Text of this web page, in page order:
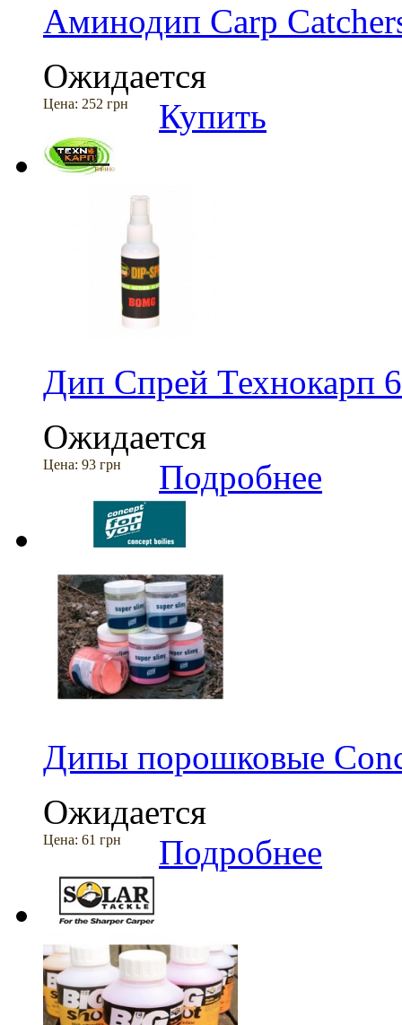
Аминодип Carp
Ожидается
Цена: 252 грн Купить
Дип Спрей Технокарп
Ожидается
Цена: 93 грн Подробнее
Дипы порошковые
Ожидается
Цена: 61 грн Подробнее